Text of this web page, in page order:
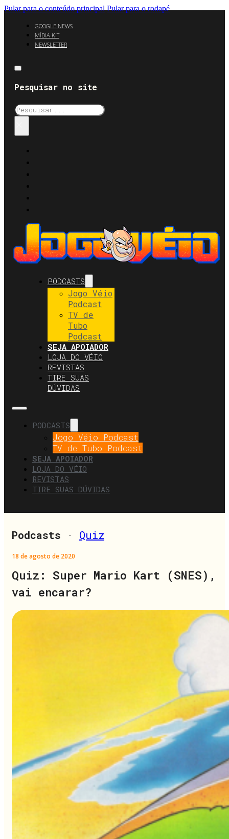
Pular para o conteúdo principal Pular para o rodapé
GOOGLE NEWS
MÍDIA KIT
NEWSLETTER
Pesquisar no site
Pesquisar
PODCASTS
Jogo Véio
Podcast
TV de
Tubo
Podcast
SEJA APOIADOR
LOJA DO VÉIO
REVISTAS
TIRE SUAS
DÚVIDAS
PODCASTS
Jogo Véio Podcast
TV de Tubo Podcast
SEJA APOIADOR
LOJA DO VÉIO
REVISTAS
TIRE SUAS DÚVIDAS
Podcasts · Quiz
18 de agosto de 2020
Quiz: Super Mario Kart (SNES),
vai encarar?